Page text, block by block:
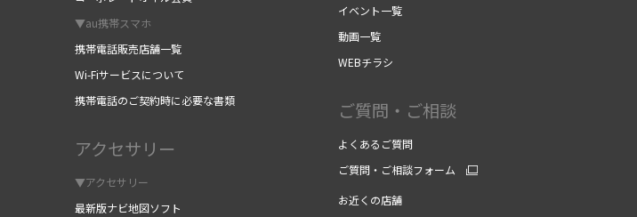
▼au携帯スマホ
携帯電話販売店舗一覧
Wi-Fiサービスについて
携帯電話のご契約時に必要な書類
アクセサリー
▼アクセサリー
最新版ナビ地図ソフト
イベント一覧
動画一覧
WEBチラシ
ご質問・ご相談
よくあるご質問
ご質問・ご相談フォーム
お近くの店舗